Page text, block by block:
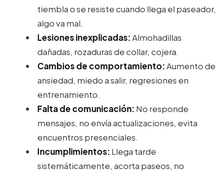
tiembla o se resiste cuando llega el paseador,
algo va mal.
Lesiones inexplicadas:Almohadillas
dañadas, rozaduras de collar, cojera.
Cambios de comportamiento:Aumento de
ansiedad, miedo a salir, regresiones en
entrenamiento.
Falta de comunicación: No responde
mensajes, no envía actualizaciones, evita
encuentros presenciales.
Incumplimientos: Llega tarde
sistemáticamente, acorta paseos, no